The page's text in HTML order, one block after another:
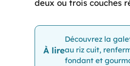
deux ou trois couches
À lire
Découvrez la
au riz cuit,
fondant et